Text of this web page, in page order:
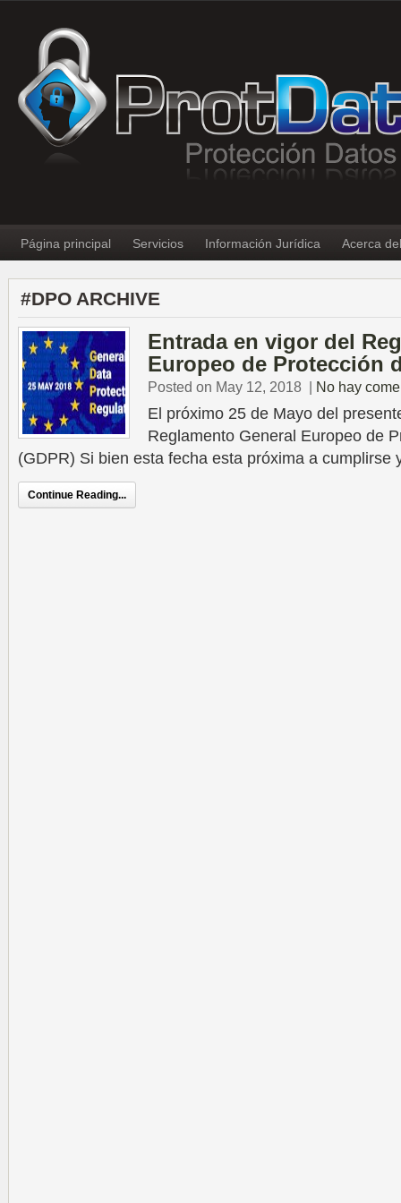
Página principal Servicios Información Jurídica Acerca
#DPO ARCHIVE
Entrada en vigor del
Europeo de Protección
Posted on May 12, 2018 | No hay
El próximo 25 de Mayo del
Reglamento General Europeo de
(GDPR) Si bien esta fecha esta próxima a
Continue Reading...